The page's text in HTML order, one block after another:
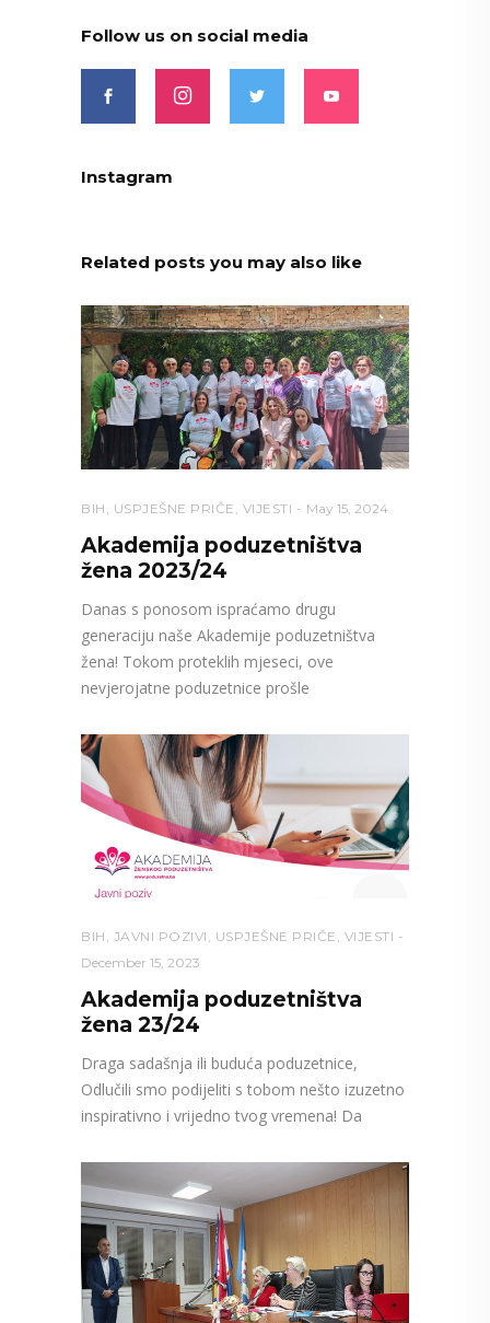
Follow us on social media
Instagram
Related posts you may also like
BIH , USPJEŠNE PRIČE , VIJESTI May 15, 2024
Akademija poduzetništva
žena 2023/24
Danas s ponosom ispraćamo drugu
generaciju naše Akademije poduzetništva
žena! Tokom proteklih mjeseci, ove
nevjerojatne poduzetnice prošle
BIH , JAVNI POZIVI , USPJEŠNE PRIČE , VIJESTI
December 15, 2023
Akademija poduzetništva
žena 23/24
Draga sadašnja ili buduća poduzetnice,
Odlučili smo podijeliti s tobom nešto izuzetno
inspirativno i vrijedno tvog vremena! Da